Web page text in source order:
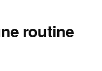
routine